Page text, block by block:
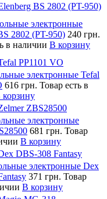
BS 2802 (PT-950)
электронные
2802 (PT-950) 240 грн.
в наличии В корзину
PP1101 VO
электронные Tefal
616 грн. Товар есть в
ZBS28500
электронные
681 грн. Товар
В корзину
DBS-308 Fantasy
электронные Dex
371 грн. Товар
В корзину